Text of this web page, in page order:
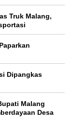
Truk Malang,
Dipangkas
Malang
Desa